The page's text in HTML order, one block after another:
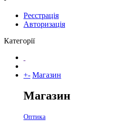
Реєстрація
Авторизація
Категорії
+- Магазин
Магазин
Оптика